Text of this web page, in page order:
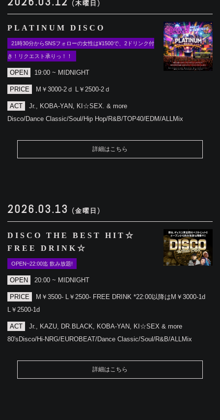
(木曜日)
PLATINUM DISCO
21時30分からSNSフォローの女性は¥1500で、2ドリンク付
き！リクエスト承りっ！！
OPEN 19:00 ~ MIDNIGHT
PRICE M￥3000-2ｄ L￥2500-2ｄ
ACT
Jr., KOBA-YAN, KI☆SEX. & more
Disco/Dance Classic/Soul/Hip Hop/R&B/TOP40/EDM/ALLMix
詳細はこちら
2026.03.13 (金曜日)
DISCO THE BEST HIT☆
FREE DRINK☆
OPEN~22:00迄 飲み放題!
OPEN 20:00 ~ MIDNIGHT
PRICE
M￥3500- L￥2500- FREE DRINK *22:00以降はM￥3000-1d
L￥2500-1d
ACT
Jr., KAZU, DR.BLACK, KOBA-YAN, KI☆SEX & more
80'sDisco/Hi-NRG/EUROBEAT/Dance Classic/Soul/R&B/ALLMix
詳細はこちら